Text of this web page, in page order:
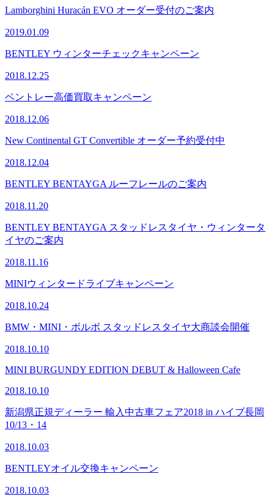
Lamborghini Huracán EVO オーダー受付のご案内
2019.01.09
BENTLEY ウィンターチェックキャンペーン
2018.12.25
ベントレー高価買取キャンペーン
2018.12.06
New Continental GT Convertible オーダー予約受付中
2018.12.04
BENTLEY BENTAYGA ルーフレールのご案内
2018.11.20
BENTLEY BENTAYGA スタッドレスタイヤ・ウィンタータ
イヤのご案内
2018.11.16
MINIウィンタードライブキャンペーン
2018.10.24
BMW・MINI・ボルボ スタッドレスタイヤ大商談会開催
2018.10.10
MINI BURGUNDY EDITION DEBUT & Halloween Cafe
2018.10.10
新潟県正規ディーラー 輸入中古車フェア2018 in ハイブ長岡
10/13・14
2018.10.03
BENTLEYオイル交換キャンペーン
2018.10.03